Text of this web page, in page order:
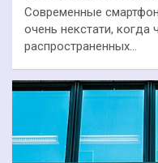
Современные
очень некстати, когда
распространенных…